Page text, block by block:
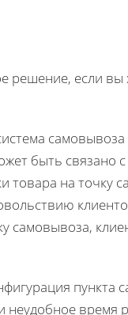
решение, если вы
быть связано
товара на точку
самовывоза,
пункта
время